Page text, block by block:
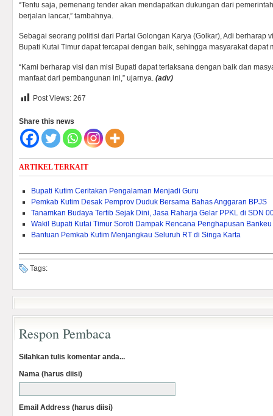
“Tentu saja, pemenang tender akan mendapatkan dukungan dari
berjalan lancar,” tambahnya.
Sebagai seorang politisi dari Partai Golongan Karya (Golkar), Adi berharap
Bupati Kutai Timur dapat tercapai dengan baik, sehingga masyarakat dapat
“Kami berharap visi dan misi Bupati dapat terlaksana dengan baik dan
manfaat dari pembangunan ini,” ujarnya. (adv)
Post Views: 267
Share this news
ARTIKEL TERKAIT
Bupati Kutim Ceritakan Pengalaman Menjadi Guru
Pemkab Kutim Desak Pemprov Duduk Bersama Bahas Anggaran BPJS
Tanamkan Budaya Tertib Sejak Dini, Jasa Raharja Gelar PPKL di SDN
Wakil Bupati Kutai Timur Soroti Dampak Rencana Penghapusan
Bantuan Pemkab Kutim Menjangkau Seluruh RT di Singa Karta
Tags:
Respon Pembaca
Silahkan tulis komentar anda...
Nama (harus diisi)
Email Address (harus diisi)